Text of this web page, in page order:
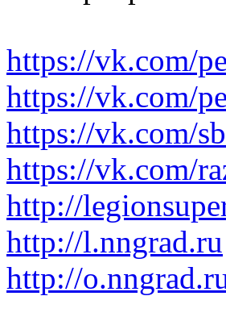
https://vk.com/
https://vk.com/
https://vk.com/
https://vk.com/
http://
http://l.nngrad.ru
http://